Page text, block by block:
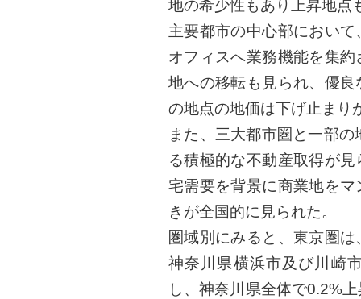
地の希少性もあり上昇地点
主要都市の中心部におい
オフィスへ業務機能を集
地への移転も見られ、優
の地点の地価は下げ止まり
また、三大都市圏と一部
る積極的な不動産取得が
宅需要を背景に商業地を
きが全国的に見られた。
圏域別にみると、東京圏
神奈川県横浜市及び川崎
し、神奈川県全体で0.2%